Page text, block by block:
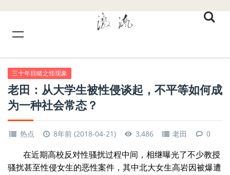
三十年目睹之怪现象
老田：从大学生被性侵谈起，不平等如何成
为一种社会常态？
热点 8年前 (2018-04-21) 3,486 老田 0
在近期高校反对性骚扰过程中间，相继曝光了不少教授
骚扰甚至性侵女生的恶性案件，其中北大女生高岩因被爆遭